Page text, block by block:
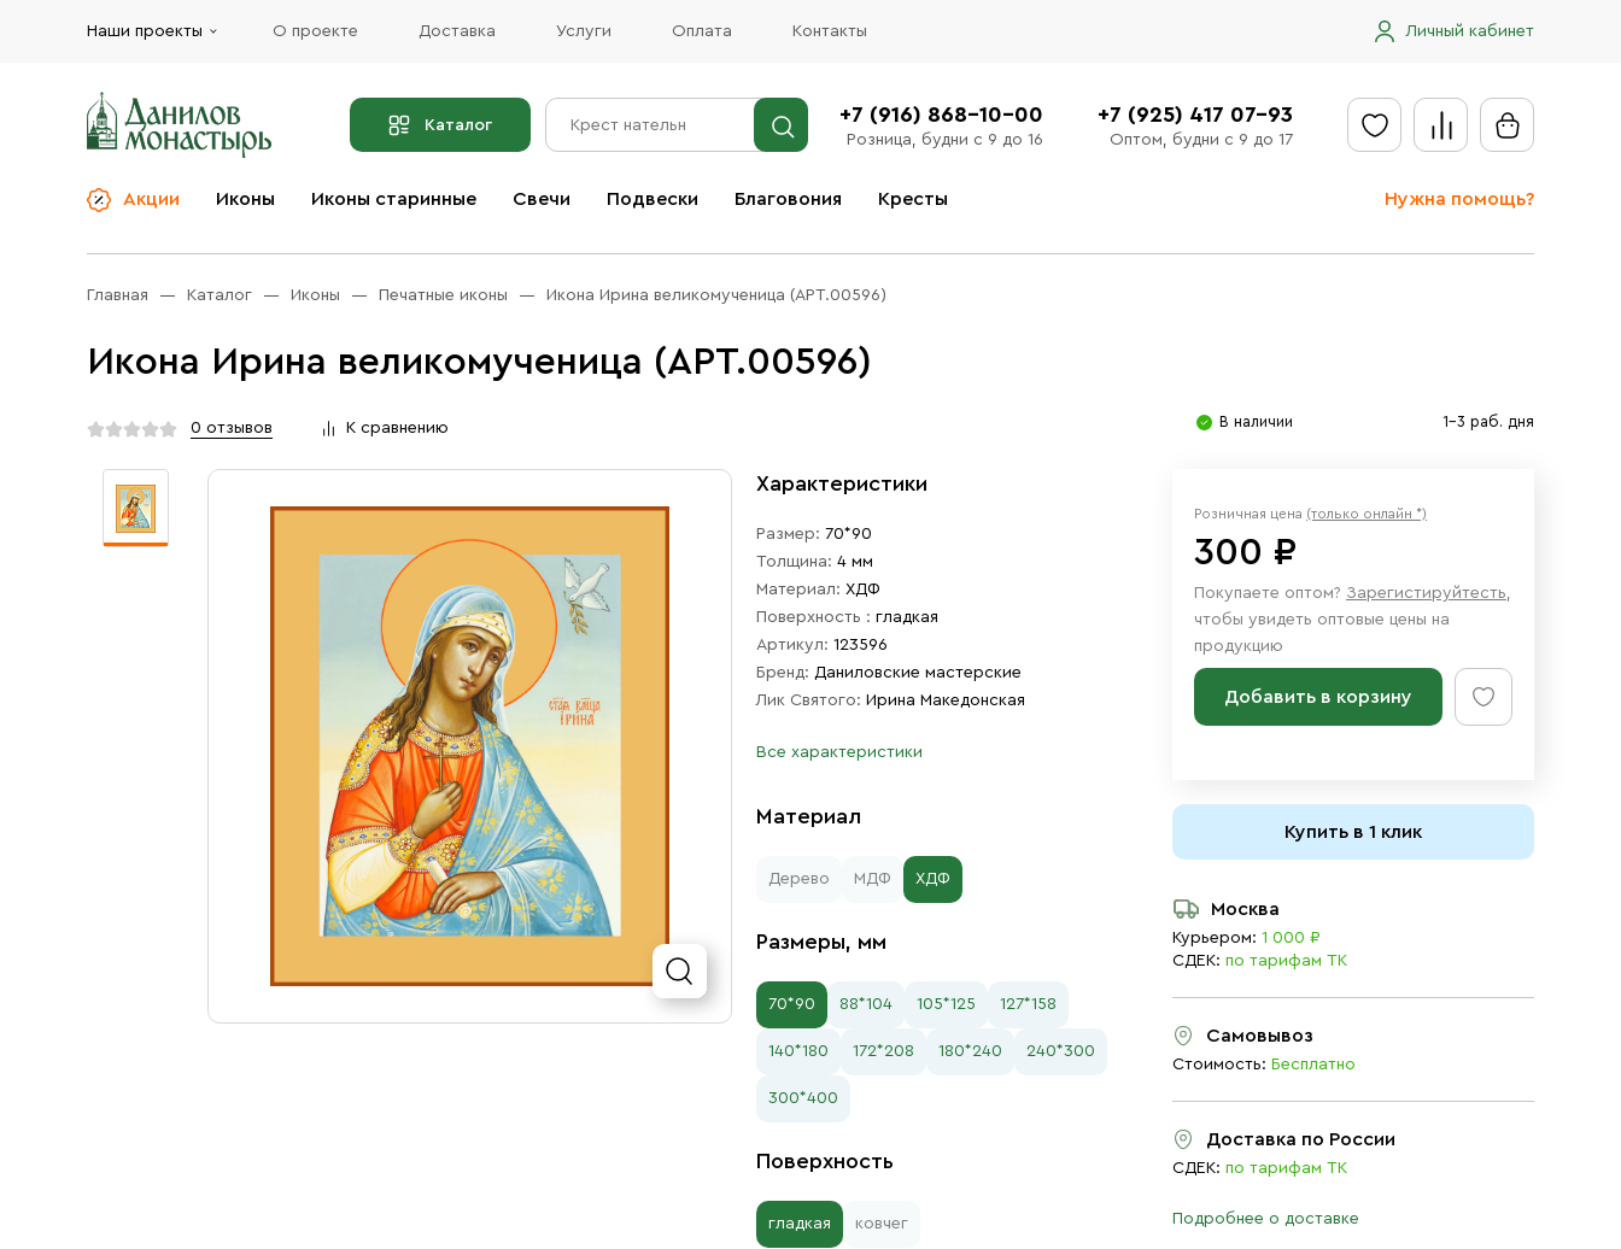
Наши проекты О проекте Доставка Услуги Оплата Контакты Личный кабинет
Каталог +7 (916) 868-10-00
Розница, будни с 9 до 16
+7 (925) 417 07-93
Оптом, будни с 9 до 17
Акции Иконы Иконы старинные Свечи Подвески Благовония Кресты Нужна помощь?
Отправить заявку
Церковная утварь
Иконы
Бренды
Услуги
Главная Каталог Иконы Печатные иконы Икона Ирина великомученица (АРТ.00596)
Икона Ирина великомученица (АРТ.00596)
0 отзывов К сравнению В наличии 1-3 раб. дня
Характеристики
Размер: 70*90
Толщина: 4 мм
Материал: ХДФ
Поверхность : гладкая
Артикул: 123596
Бренд: Даниловские мастерские
Лик Святого: Ирина Македонская
Все характеристики
Материал
Дерево МДФ ХДФ
Размеры, мм
70*90 88*104 105*125 127*158
140*180 172*208 180*240 240*300
300*400
Поверхность
гладкая ковчег
Розничная цена (только онлайн *)
300 ₽
Покупаете оптом? Зарегистируйтесть,
чтобы увидеть оптовые цены на
продукцию
Добавить в корзину
Купить в 1 клик
Москва
Курьером: 1 000 ₽
СДЕК: по тарифам ТК
Самовывоз
Стоимость: Бесплатно
Доставка по России
СДЕК: по тарифам ТК
Подробнее о доставке